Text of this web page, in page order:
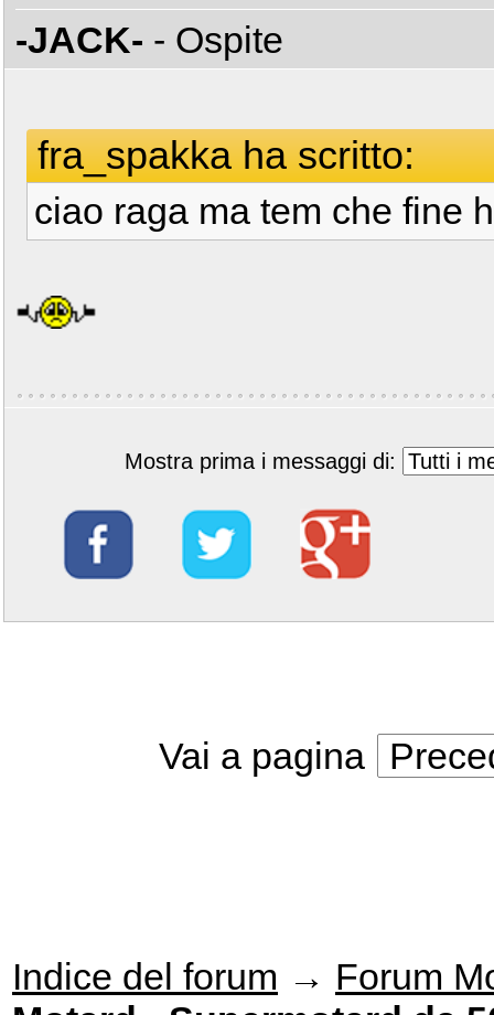
-JACK- - Ospite
fra_spakka ha scritto:
ciao raga ma tem che fine
Mostra prima i messaggi di:
Vai a pagina
Indice del forum → Forum